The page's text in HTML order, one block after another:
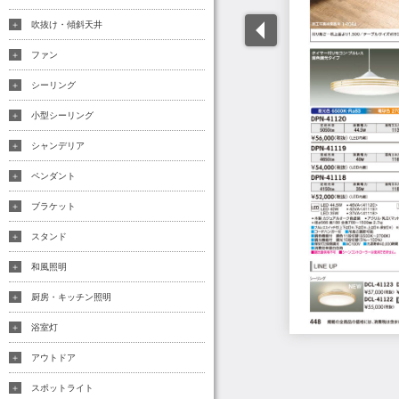
吹抜け・傾斜天井
ファン
シーリング
小型シーリング
シャンデリア
ペンダント
ブラケット
スタンド
和風照明
厨房・キッチン照明
浴室灯
アウトドア
スポットライト